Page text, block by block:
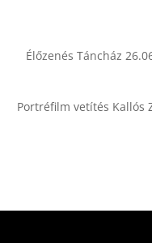
Élőzenés Táncház
Portréfilm vetítés Kallós